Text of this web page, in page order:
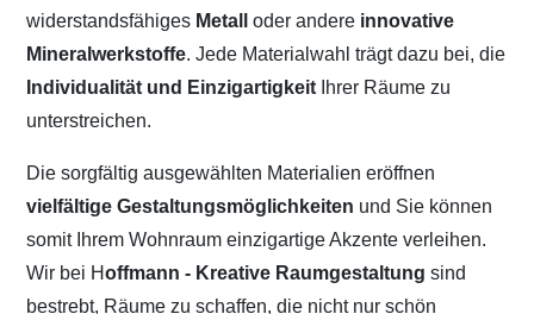
widerstandsfähiges Metalloder andere innovative
Mineralwerkstoffe. Jede Materialwahl trägt dazu bei, die
Individualität und Einzigartigkeit Ihrer Räume zu
unterstreichen.
Die sorgfältig ausgewählten Materialien eröffnen
vielfältige Gestaltungsmöglichkeiten und Sie können
somit Ihrem Wohnraum einzigartige Akzente verleihen.
Wir bei Hoffmann - Kreative Raumgestaltung sind
bestrebt, Räume zu schaffen, die nicht nur schön